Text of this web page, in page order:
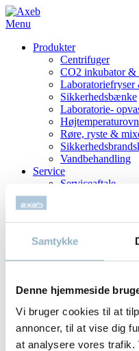
Samtykke
Denne hjemmeside
Vi bruger cookies til at
annoncer, til at vise dig
at analysere vores trafik.
Menu
Produkter
Centrifuger
CO2 inkubator
Laboratoriefryser
Sikkerhedsbænke
Laboratorie-
Røre, ryste &
Vandbehandling
Service
Serviceaftale
Reparation
Om Centrifuger
Om Rotorer
Sorvall Rotor
Vedligehold af
Blog
Om Axeb
Kontakt